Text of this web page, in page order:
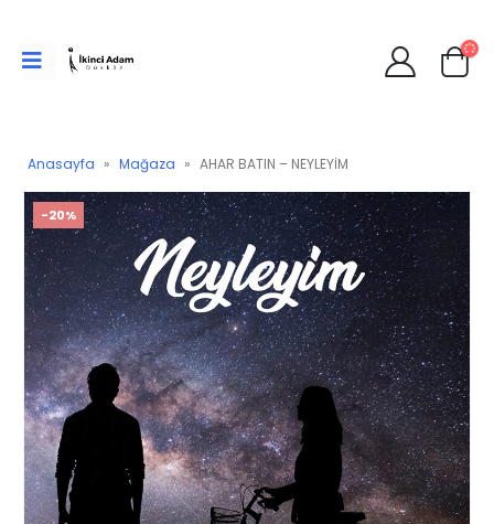
Anasayfa » Mağaza » AHAR BATIN – NEYLEYİM
-20%